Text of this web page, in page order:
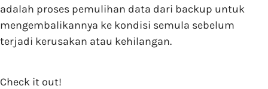
adalah proses pemulihan data dari backup untuk
mengembalikannya ke kondisi semula sebelum
terjadi kerusakan atau kehilangan.
Check it out!